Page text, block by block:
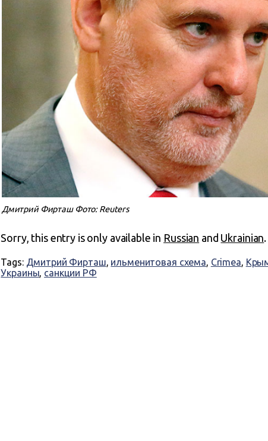
Дмитрий Фирташ Фото: Reuters
Sorry, this entry is only available in Russian and Ukrainian.
Tags: Дмитрий Фирташ, ильменитовая схема, Crimea,
Украины, санкции РФ